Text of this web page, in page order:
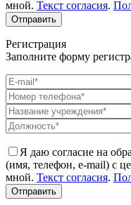
мной. Текст согласия.
Регистрация
Заполните форму
Я даю согласие на
(имя, телефон, e-mail) с
мной. Текст согласия.